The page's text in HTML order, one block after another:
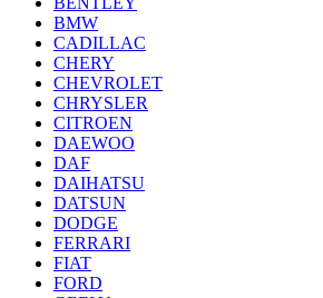
BMW
CADILLAC
CHERY
CHEVROLET
CHRYSLER
CITROEN
DAEWOO
DAF
DAIHATSU
DATSUN
DODGE
FERRARI
FIAT
FORD